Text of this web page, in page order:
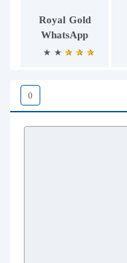
Royal Gold
WhatsApp
0